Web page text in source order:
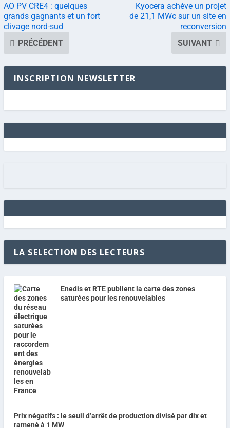
AO PV CRE4 : quelques
grands gagnants et un fort
clivage nord-sud
PRÉCÉDENT
Kyocera achève un projet
de 21,1 MWc sur un site en
reconversion
SUIVANT
INSCRIPTION NEWSLETTER
LA SELECTION DES LECTEURS
Enedis et RTE publient la carte des zones
saturées pour les renouvelables
Prix négatifs : le seuil d’arrêt de production divisé par dix et
ramené à 1 MW